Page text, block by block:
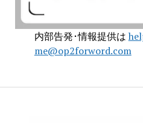
内部告発･情報提供は
me@op2forword.com